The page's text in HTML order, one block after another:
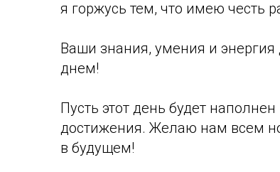
я горжусь тем, что имею честь
Ваши знания, умения и
днем!
Пусть этот день будет
достижения. Желаю нам всем
в будущем!